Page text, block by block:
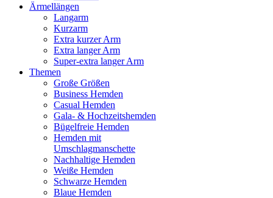
Ärmellängen
Langarm
Kurzarm
Extra kurzer Arm
Extra langer Arm
Super-extra langer Arm
Themen
Große Größen
Business Hemden
Casual Hemden
Gala- & Hochzeitshemden
Bügelfreie Hemden
Hemden mit
Umschlagmanschette
Nachhaltige Hemden
Weiße Hemden
Schwarze Hemden
Blaue Hemden